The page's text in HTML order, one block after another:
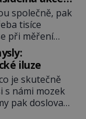
Pokud máte
mu dát
i bude
by ji mít jen
[…]
i fascinuje
společně, pak
tisíce
při měření
nimi
pouto. Albert
dávkou
akce na
věří, že
iluze
je skutečně
s námi mozek
pak doslova